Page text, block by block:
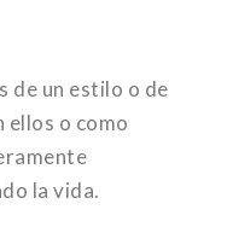
de un estilo o de
ellos o como
la vida.